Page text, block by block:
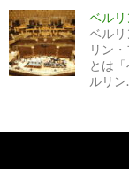
ベル
ベル
リン
とは
ルリン